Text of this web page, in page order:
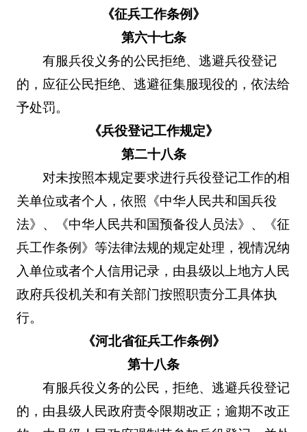
《征兵工作条例》
第六十七条
有服兵役义务的公民拒绝、逃避兵役登记
的，应征公民拒绝、逃避征集服现役的，依法给
予处罚。
《兵役登记工作规定》
第二十八条
对未按照本规定要求进行兵役登记工作的相
关单位或者个人，依照《中华人民共和国兵役
法》、《中华人民共和国预备役人员法》、《征
兵工作条例》等法律法规的规定处理，视情况纳
入单位或者个人信用记录，由县级以上地方人民
政府兵役机关和有关部门按照职责分工具体执
行。
《河北省征兵工作条例》
第十八条
有服兵役义务的公民，拒绝、逃避兵役登记
的，由县级人民政府责令限期改正；逾期不改正